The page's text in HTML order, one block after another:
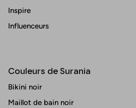
Inspire
Influenceurs
Couleurs de Surania
Bikini noir
Maillot de bain noir